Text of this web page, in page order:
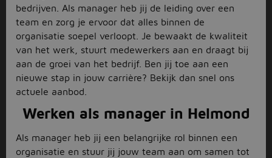
bedrijven. Als manager heb jij de leiding over een
team en zorg je ervoor dat alles binnen de
organisatie soepel verloopt. Je bewaakt de kwaliteit
van het werk, stuurt medewerkers aan en draagt bij
aan de groei van het bedrijf. Ben jij toe aan een
nieuwe stap in jouw carrière? Bekijk dan snel ons
actuele aanbod.
Werken als manager in Helmond
Als manager heb jij een belangrijke rol binnen een
organisatie en stuur jij jouw team aan om samen tot